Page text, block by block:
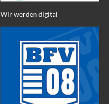
Wir werden digital